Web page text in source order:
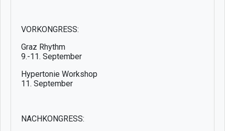
VORKONGRESS:
Graz Rhythm
9.-11. September
Hypertonie Workshop
11. September
NACHKONGRESS: